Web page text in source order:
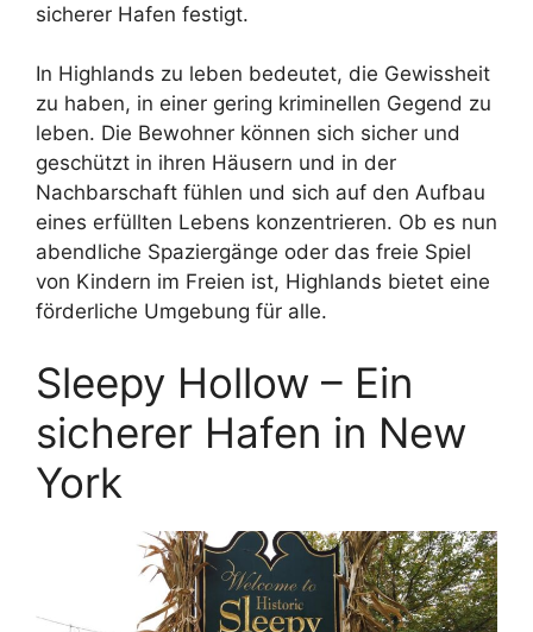
sicherer Hafen festigt.
In Highlands zu leben bedeutet, die Gewissheit
zu haben, in einer gering kriminellen Gegend zu
leben. Die Bewohner können sich sicher und
geschützt in ihren Häusern und in der
Nachbarschaft fühlen und sich auf den Aufbau
eines erfüllten Lebens konzentrieren. Ob es nun
abendliche Spaziergänge oder das freie Spiel
von Kindern im Freien ist, Highlands bietet eine
förderliche Umgebung für alle.
Sleepy Hollow – Ein
sicherer Hafen in New
York